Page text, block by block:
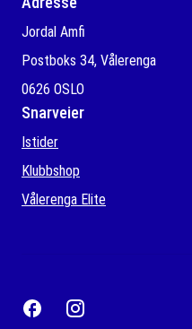
Jordal Amfi
Postboks 34, Vålerenga
0626 OSLO
Snarveier
Istider
Klubbshop
Vålerenga Elite